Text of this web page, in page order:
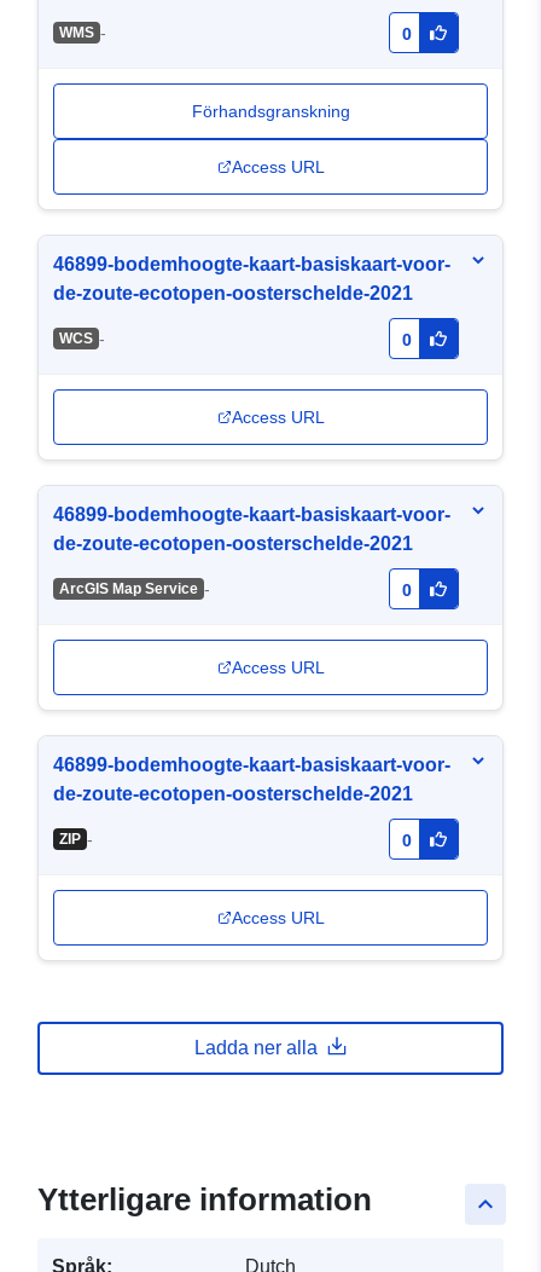
WMS - 0
Förhandsgranskning
Access URL
46899-bodemhoogte-kaart-basiskaart-voor-
de-zoute-ecotopen-oosterschelde-2021
WCS - 0
Access URL
46899-bodemhoogte-kaart-basiskaart-voor-
de-zoute-ecotopen-oosterschelde-2021
ArcGIS Map Service - 0
Access URL
46899-bodemhoogte-kaart-basiskaart-voor-
de-zoute-ecotopen-oosterschelde-2021
ZIP - 0
Access URL
Ladda ner alla
keyboard_arrow_up
Ytterligare information
Språk: Dutch